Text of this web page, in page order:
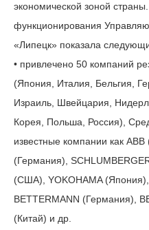
экономической зоной
функционирования
«Липецк» показала
• привлечено 50 компаний
(Япония, Италия, Бельгия,
Израиль, Швейцария,
Корея, Польша, Россия),
известные компании как
(Германия),
(США), YOKOHAMA
BETTERMANN (Германия),
(Китай) и др.